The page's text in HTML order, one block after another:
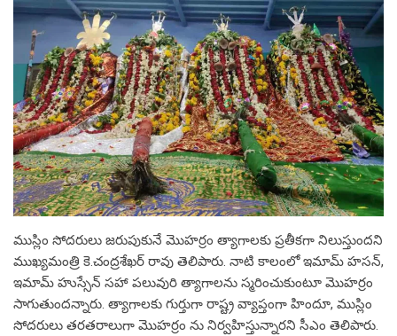
ముస్లిం సోదరులు జరుపుకునే మొహర్రం త్యాగాలకు ప్రతీకగా నిలుస్తుందని
ముఖ్యమంత్రి కె.చంద్రశేఖర్ రావు తెలిపారు. నాటి కాలంలో ఇమామ్ హసన్,
ఇమామ్ హుస్సేన్ సహా పలువురి త్యాగాలను స్మరించుకుంటూ మొహర్రం
సాగుతుందన్నారు. త్యాగాలకు గుర్తుగా రాష్ట్ర వ్యాప్తంగా హిందూ, ముస్లిం
సోదరులు తరతరాలుగా మొహర్రం ను నిర్వహిస్తున్నారని సీఎం తెలిపారు.